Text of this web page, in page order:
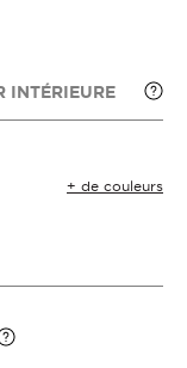
INTÉRIEURE
+ de couleurs